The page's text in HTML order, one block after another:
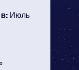
Июль